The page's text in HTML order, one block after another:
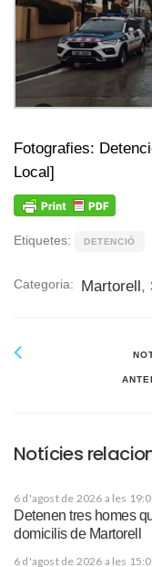
Fotografies:
Local]
Etiquetes: DETENCIÓ
Categoria: Martorell,
Notícies
6 d'agost de 2026 a les
Detenen tres homes
domicilis de Martorell
6 d'agost de 2026 a les